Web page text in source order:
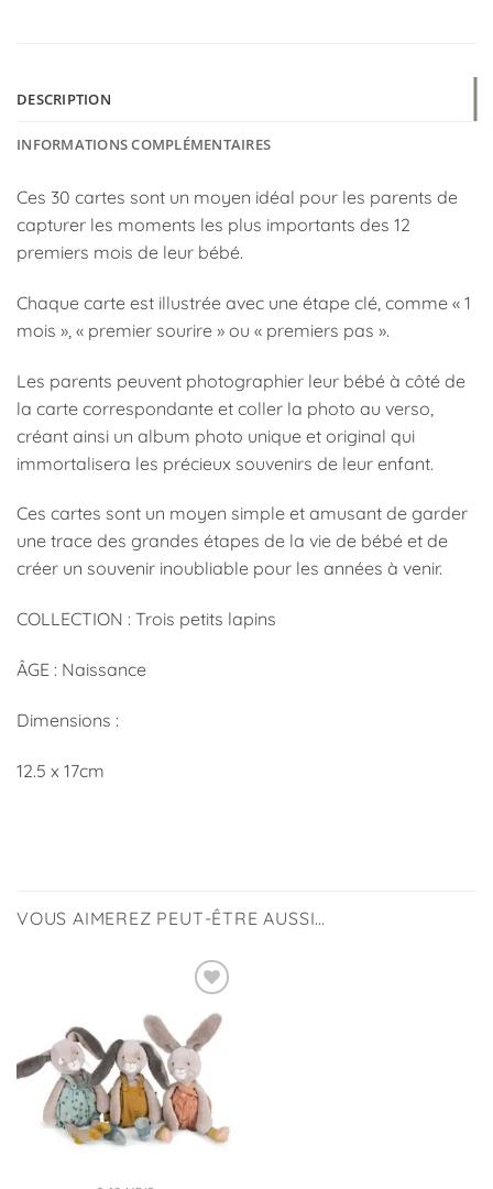
DESCRIPTION
INFORMATIONS COMPLÉMENTAIRES
Ces 30 cartes sont un moyen idéal pour les parents de
capturer les moments les plus importants des 12
premiers mois de leur bébé.
Chaque carte est illustrée avec une étape clé, comme « 1
mois », « premier sourire » ou « premiers pas ».
Les parents peuvent photographier leur bébé à côté de
la carte correspondante et coller la photo au verso,
créant ainsi un album photo unique et original qui
immortalisera les précieux souvenirs de leur enfant.
Ces cartes sont un moyen simple et amusant de garder
une trace des grandes étapes de la vie de bébé et de
créer un souvenir inoubliable pour les années à venir.
COLLECTION : Trois petits lapins
ÂGE : Naissance
Dimensions :
12.5 x 17cm
VOUS AIMEREZ PEUT-ÊTRE AUSSI…
Ajouter
à la
liste
d’envies